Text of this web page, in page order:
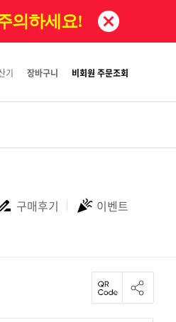
의하세요!
기 장바구니 비회원 주문조회
구매후기 이벤트